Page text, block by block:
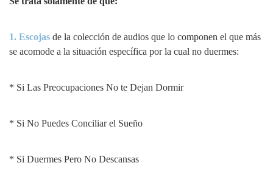
1. Escojas de la colección de audios que lo componen el que más
se acomode a la situación específica por la cual no duermes:
* Si Las Preocupaciones No te Dejan Dormir
* Si No Puedes Conciliar el Sueño
* Si Duermes Pero No Descansas